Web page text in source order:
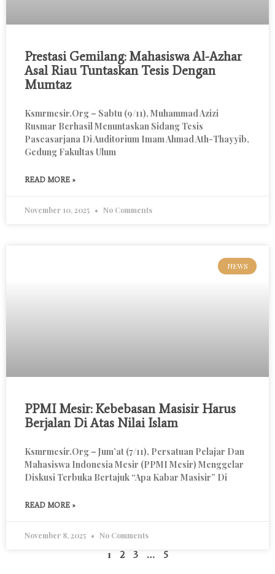
Prestasi Gemilang: Mahasiswa Al-Azhar
Asal Riau Tuntaskan Tesis Dengan
Mumtaz
Ksmrmesir.org – Sabtu (9/11), Muhammad Azizi
Rusmar Berhasil Menuntaskan Sidang Tesis
Pascasarjana Di Auditorium Imam Ahmad Ath-Thayyib,
Gedung Fakultas Ulum
READ MORE »
November 10, 2025 No Comments
NEWS
PPMI Mesir: Kebebasan Masisir Harus
Berjalan Di Atas Nilai Islam
Ksmrmesir.org – Jum’at (7/11), Persatuan Pelajar Dan
Mahasiswa Indonesia Mesir (PPMI Mesir) Menggelar
Diskusi Terbuka Bertajuk “Apa Kabar Masisir” Di
READ MORE »
November 8, 2025 No Comments
1 2 3 … 5